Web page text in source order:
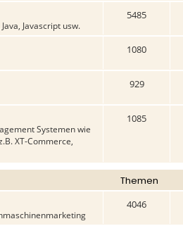
Javascript usw.
5485
1080
929
Systemen wie
XT-Commerce,
1085
Themen
4046